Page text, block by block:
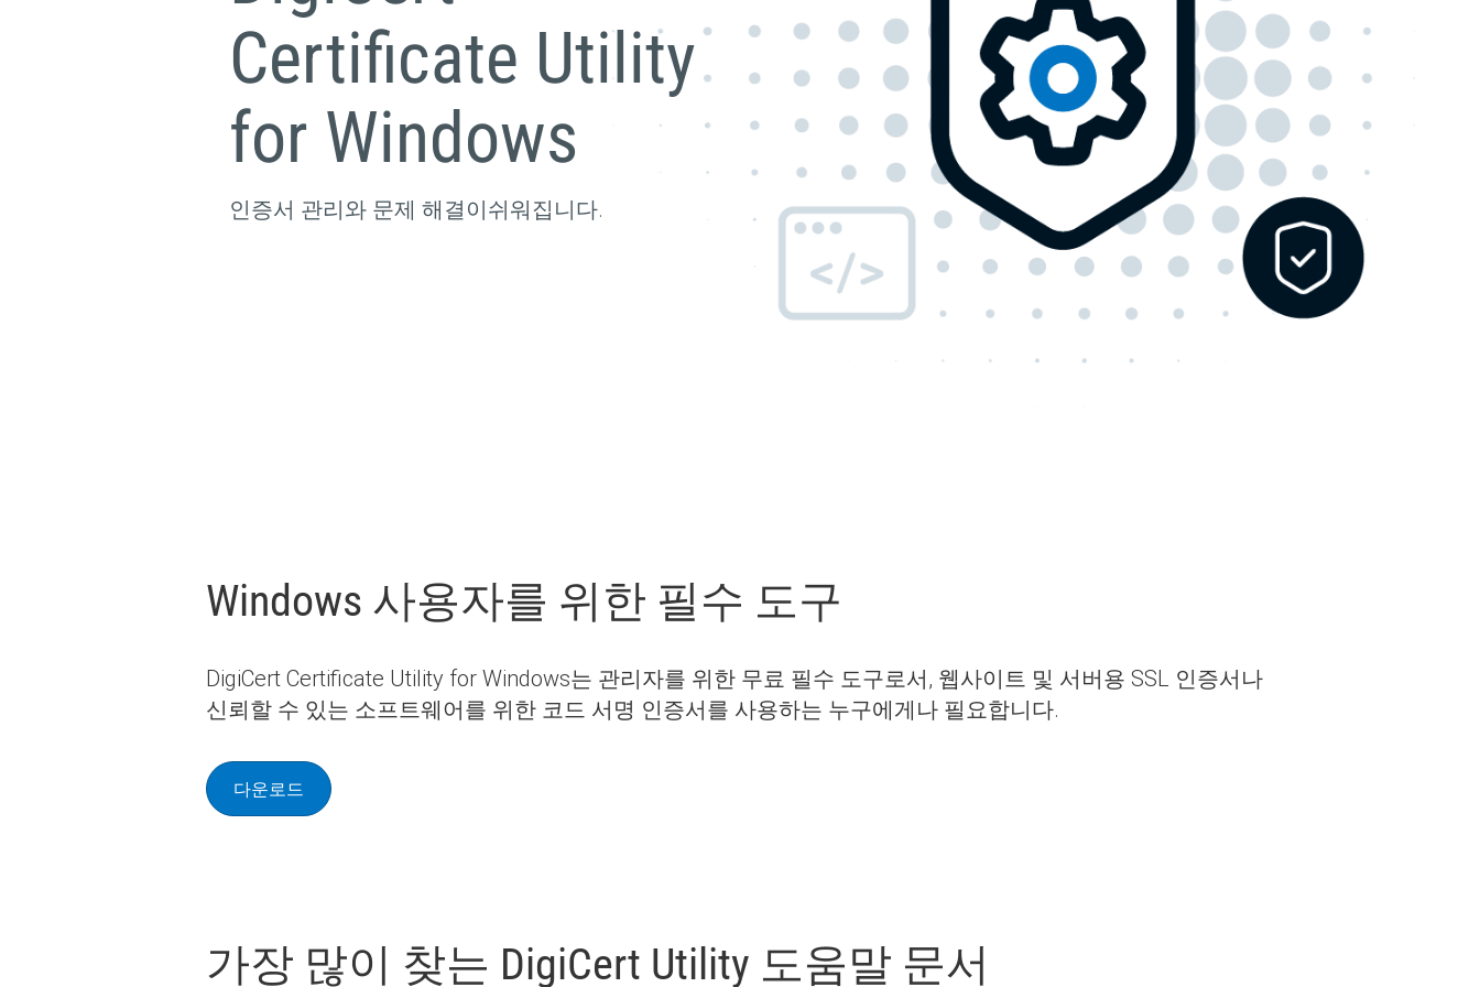
Certificate Utility
for Windows
인증서 관리와 문제 해결이쉬워집니다.
Windows 사용자를 위한 필수 도구
DigiCert Certificate Utility for Windows는 관리자를 위한 무료 필수 도구로서, 웹사이트 및 서버용 SSL 인증서나
신뢰할 수 있는 소프트웨어를 위한 코드 서명 인증서를 사용하는 누구에게나 필요합니다.
다운로드
가장 많이 찾는 DigiCert Utility 도움말 문서